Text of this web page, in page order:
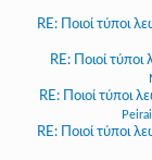
RE: Ποιοί τύποι
RE: Ποιοί
RE: Ποιοί τύποι
RE: Ποιοί τύποι